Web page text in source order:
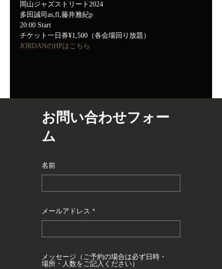
岡山ジャズストリート2024
多田誠司as,fl,藤井雅紀p
20:00 Start
チケット一日券¥1,500（各会場回り放題）
JORDANのHPはこちら
お問い合わせフォー
ム
名前
メールアドレス
メッセージ（ご予約の場合は必ず日時・
場所・人数をご記入ください）